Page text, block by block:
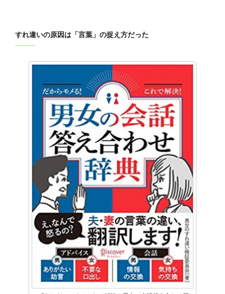
すれ違いの原因は「言葉」の捉え方だった